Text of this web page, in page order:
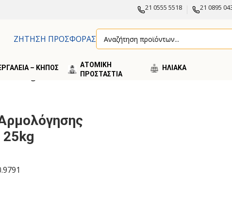
21 0555 5518 21 0895
ΖΗΤΗΣΗ ΠΡΟΣΦΟΡΑΣ
– ΚΗΠΟΣ
ΑΤΟΜΙΚΗ
ΠΡΟΣΤΑΣΤΙΑ
ΗΛΙΑΚA
25kg